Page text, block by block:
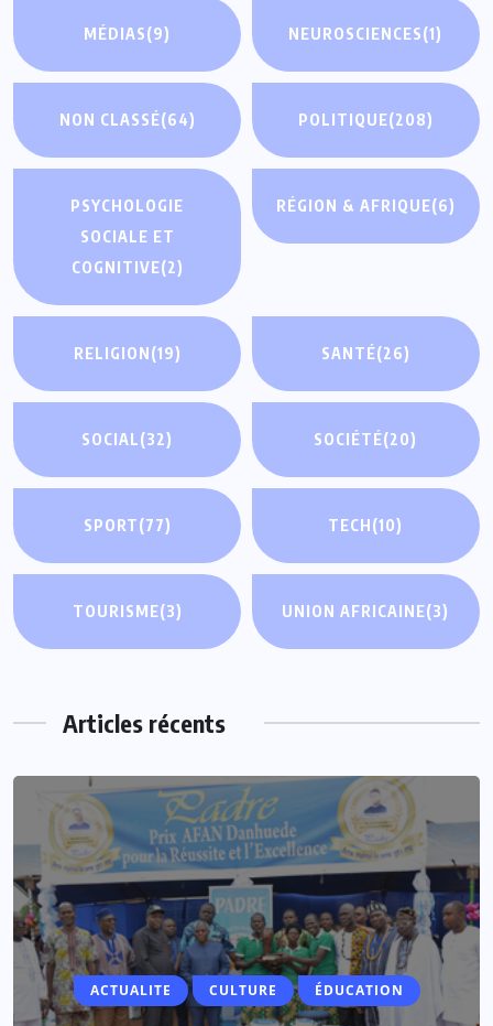
MÉDIAS(9) NEUROSCIENCES(1)
NON CLASSÉ(64) POLITIQUE(208)
PSYCHOLOGIE
SOCIALE ET
COGNITIVE(2)
RÉGION & AFRIQUE(6)
RELIGION(19) SANTÉ(26)
SOCIAL(32) SOCIÉTÉ(20)
SPORT(77) TECH(10)
TOURISME(3) UNION AFRICAINE(3)
Articles récents
ACTUALITE CULTURE ÉDUCATION